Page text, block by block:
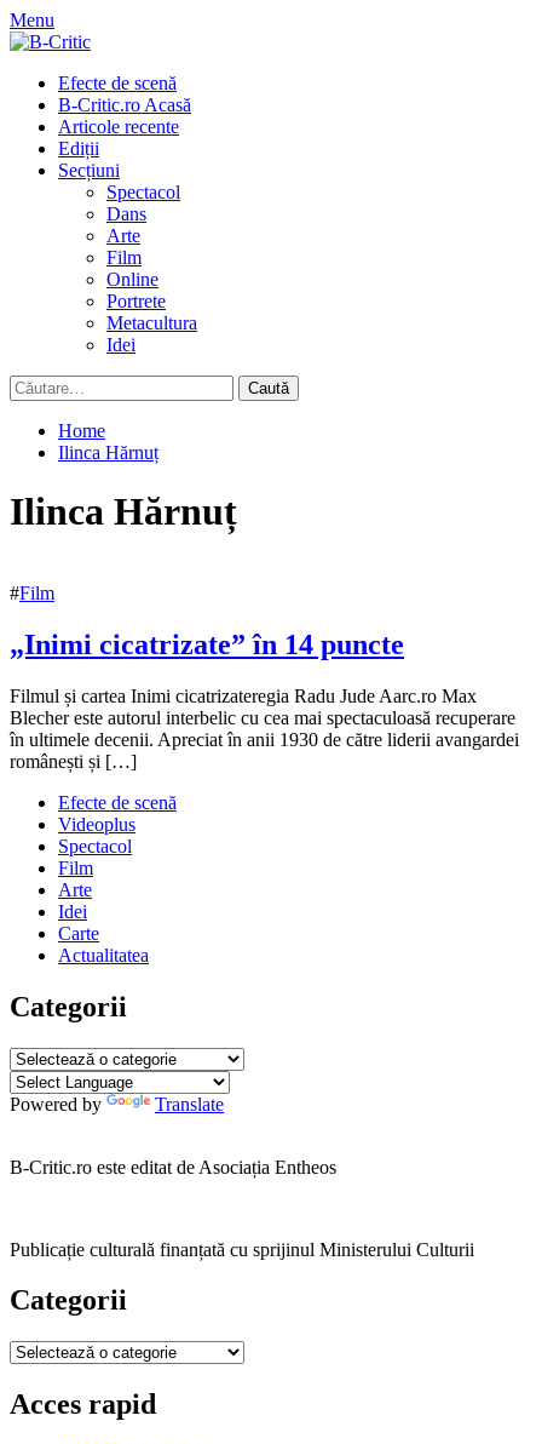
Skip
to
Menu
Primary
Menu
Efecte de scenă
B-Critic.ro Acasă
Articole recente
Ediții
Secțiuni
Spectacol
Dans
Arte
Film
Online
Portrete
Metacultura
Idei
Caută
după:
Home
Ilinca Hărnuț
Ilinca Hărnuț
#Film
„Inimi cicatrizate” în 14 puncte
17
decembrie
201617
decembrie
Filmul și cartea Inimi cicatrizateregia Radu Jude Aarc.ro Max
Blecher este autorul interbelic cu cea mai spectaculoasă recuperare
în ultimele decenii. Apreciat în anii 1930 de către liderii avangardei
românești și […]
Efecte de scenă
Videoplus
Spectacol
Film
Arte
Idei
Carte
Actualitatea
Categorii
Categorii
Powered by Translate
B-Critic.ro este editat de Asociația Entheos
Publicație culturală finanțată cu sprijinul Ministerului Culturii
Categorii
Categorii
Acces rapid